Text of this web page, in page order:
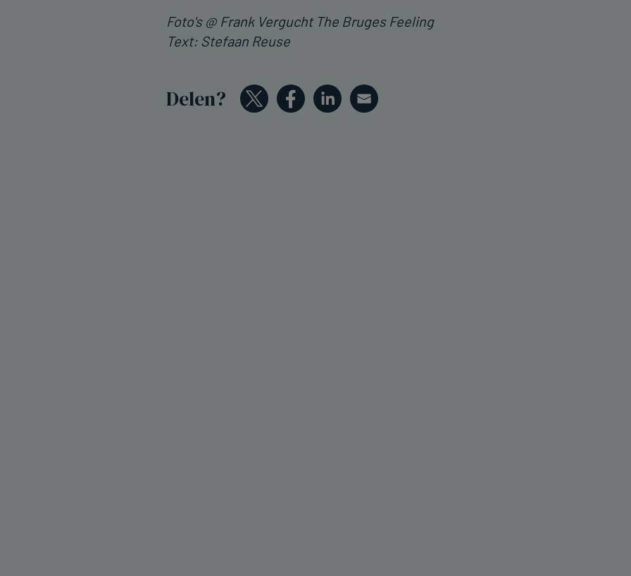
Foto's @ Frank Vergucht The Bruges Feeling
Text: Stefaan Reuse
Delen?